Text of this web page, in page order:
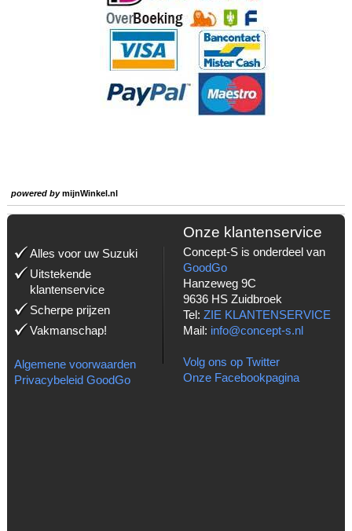
powered bymijnWinkel.nl
Alles voor uw Suzuki
Uitstekende
klantenservice
Scherpe prijzen
Vakmanschap!
Algemene voorwaarden
Privacybeleid GoodGo
Onze klantenservice
Concept-S is onderdeel van
GoodGo
Hanzeweg 9C
9636 HS Zuidbroek
Tel: ZIE KLANTENSERVICE
Mail: info@concept-s.nl
Volg ons op Twitter
Onze Facebookpagina